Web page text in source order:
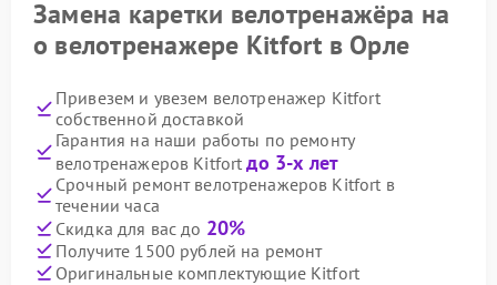
Замена каретки велотренажёра на
о велотренажере Kitfort в Орле
Привезем и увезем велотренажер Kitfort
собственной доставкой
Гарантия на наши работы по ремонту
велотренажеров Kitfortдо 3-х лет
Срочный ремонт велотренажеров Kitfort в
течении часа
Скидка для вас до 20%
Получите 1500 рублей на ремонт
Оригинальные комплектующие Kitfort